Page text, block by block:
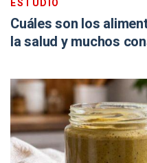
ESTUDIO
Cuáles son los
la salud y muchos